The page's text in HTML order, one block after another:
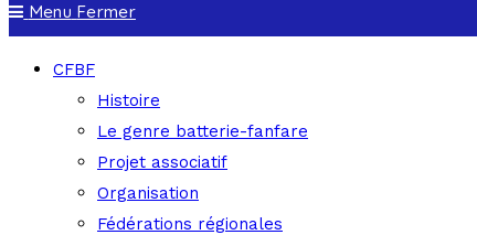
Menu Fermer
CFBF
Histoire
Le genre batterie-fanfare
Projet associatif
Organisation
Fédérations régionales